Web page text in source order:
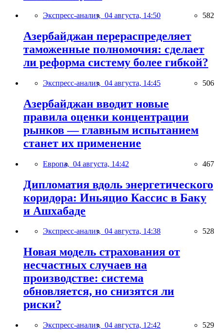
Экспресс-анализ, 04 августа, 14:50 582
Азербайджан перераспределяет
таможенные полномочия: сделает
ли реформа систему более гибкой?
Экспресс-анализ, 04 августа, 14:45 506
Азербайджан вводит новые
правила оценки концентрации
рынков — главным испытанием
станет их применение
Европа, 04 августа, 14:42 467
Дипломатия вдоль энергетического
коридора: Иньяцио Кассис в Баку
и Ашхабаде
Экспресс-анализ, 04 августа, 14:38 528
Новая модель страхования от
несчастных случаев на
производстве: система
обновляется, но снизятся ли
риски?
Экспресс-анализ, 04 августа, 12:42 529